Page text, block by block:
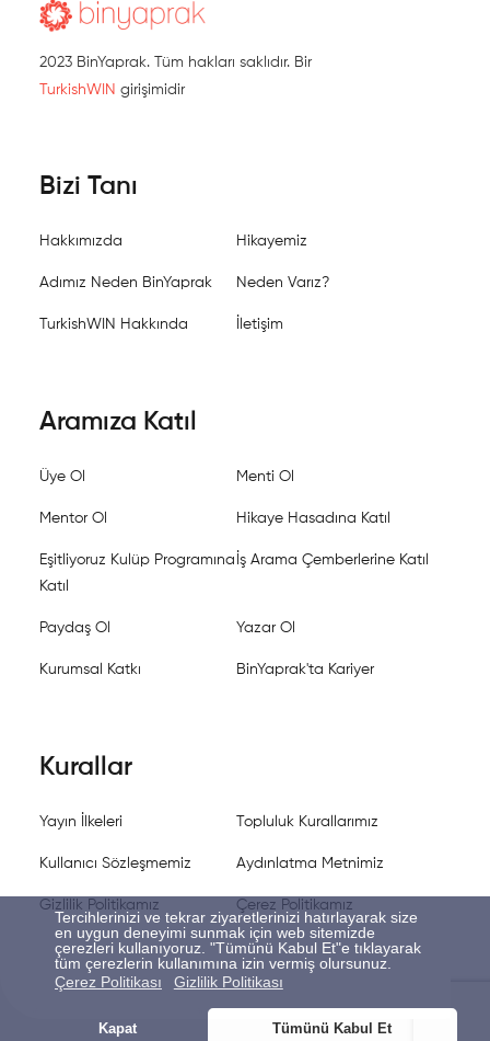
Tercihlerinizi ve tekrar ziyaretlerinizi hatırlayarak size
en uygun deneyimi sunmak için web sitemizde
çerezleri kullanıyoruz. "Tümünü Kabul Et"e tıklayarak
tüm çerezlerin kullanımına izin vermiş olursunuz.
Çerez Politikası
Gizlilik Politikası
Kapat Tümünü Kabul Et
2023 BinYaprak. Tüm hakları saklıdır. Bir
TurkishWIN girişimidir
Bizi Tanı
Hakkımızda Hikayemiz
Adımız Neden BinYaprak Neden Varız?
TurkishWIN Hakkında İletişim
Aramıza Katıl
Üye Ol Menti Ol
Mentor Ol Hikaye Hasadına Katıl
Eşitliyoruz Kulüp Programına
Katıl
İş Arama Çemberlerine Katıl
Paydaş Ol Yazar Ol
Kurumsal Katkı BinYaprak'ta Kariyer
Kurallar
Yayın İlkeleri Topluluk Kurallarımız
Kullanıcı Sözleşmemiz Aydınlatma Metnimiz
Gizlilik Politikamız Çerez Politikamız